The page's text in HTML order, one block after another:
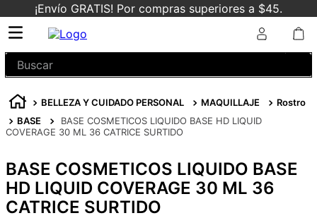
¡Envío GRATIS! Por compras superiores a $45.
Buscar
BELLEZA Y CUIDADO PERSONAL MAQUILLAJE
Rostro
BASE
BASE COSMETICOS LIQUIDO BASE HD LIQUID
COVERAGE 30 ML 36 CATRICE SURTIDO
BASE COSMETICOS LIQUIDO BASE
HD LIQUID COVERAGE 30 ML 36
CATRICE SURTIDO